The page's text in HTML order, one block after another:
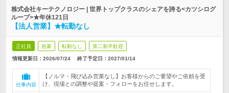
株式会社キーテクノロジー | 世界トップクラスのシェアを誇る<カツシログ
ループ>★年休121日
【法人営業】★転勤なし
正社員 急募 転勤なし 第二新卒歓迎
情報更新日：2026/07/24 終了予定日： 2027/01/14
仕事内容
【ノルマ・飛び込み営業なし】お客様からのご要望やご依頼を受
け、現場との調整や提案・フォローをお任せします。